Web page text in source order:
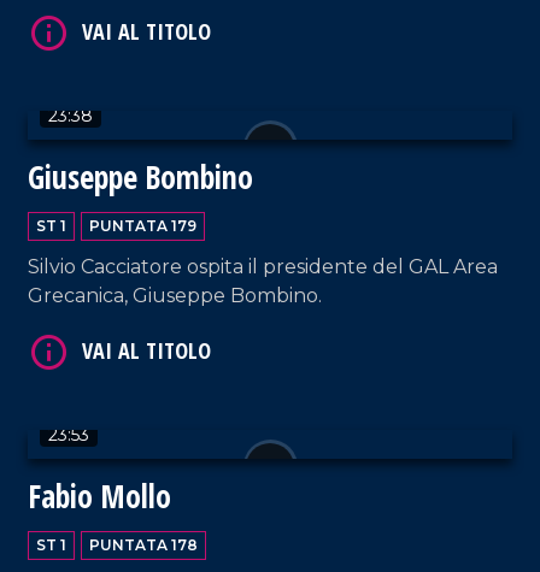
23:38
Giuseppe Bombino
ST 1 PUNTATA 179
Silvio Cacciatore ospita il presidente del GAL Area
Grecanica, Giuseppe Bombino.
23:53
Fabio Mollo
ST 1 PUNTATA 178
VAI AL TITOLO
VAI AL TITOLO